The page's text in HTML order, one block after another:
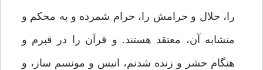
را، حلال و حرامش را، حرام شمرده و به محکم و
متشابه آن، معتقد هستند. و قرآن را در قبرم و
هنگام حشر و زنده شدنم، انیس و مونسم ساز، و